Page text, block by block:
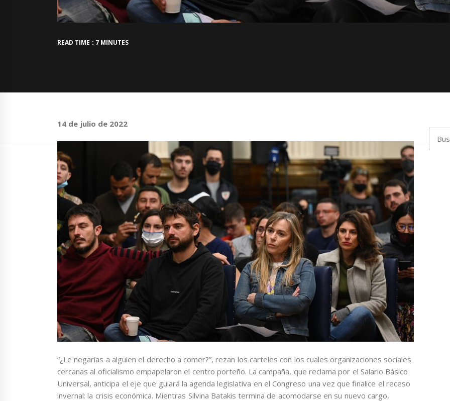
READ TIME : 7 MINUTES
14 de julio de 2022
“¿Le negarías a alguien el derecho a comer?”, rezan los carteles con los cuales organizaciones sociales
cercanas al oficialismo empapelaron el centro porteño. La campaña, que reclama por el Salario Básico
Universal, anticipa el eje que guiará la agenda legislativa en el Congreso una vez que finalice el receso
invernal: la crisis económica. Mientras Silvina Batakis termina de acomodarse en su nuevo cargo,